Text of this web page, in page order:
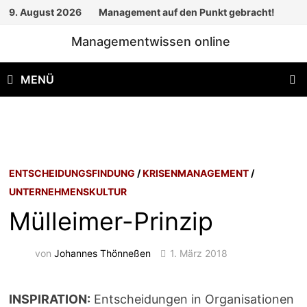
Zum
9. August 2026 Management auf den Punkt gebracht!
Managementwissen online
MENÜ
ENTSCHEIDUNGSFINDUNG /KRISENMANAGEMENT /
UNTERNEHMENSKULTUR
Mülleimer-Prinzip
vonJohannes Thönneßen 1. März 2018
INSPIRATION: Entscheidungen in Organisationen